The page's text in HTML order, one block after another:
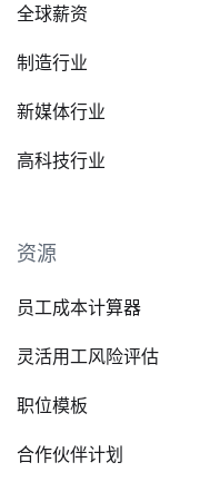
全球薪资
制造行业
新媒体行业
高科技行业
资源
员工成本计算器
灵活用工风险评估
职位模板
合作伙伴计划